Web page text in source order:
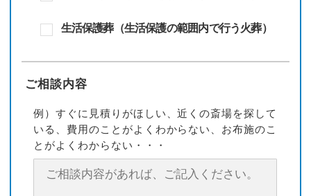
生活保護葬（生活保護の範囲内で行う火葬）
ご相談内容
例）すぐに見積りがほしい、近くの斎場を探して
いる、費用のことがよくわからない、お布施のこ
とがよくわからない・・・